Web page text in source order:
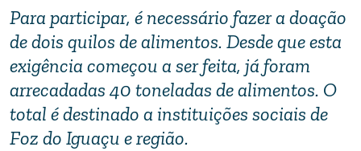
Para participar, é necessário fazer a doação
de dois quilos de alimentos. Desde que esta
exigência começou a ser feita, já foram
arrecadadas 40 toneladas de alimentos. O
total é destinado a instituições sociais de
Foz do Iguaçu e região.